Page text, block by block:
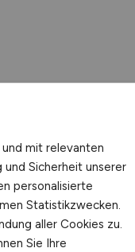
mit relevanten
Sicherheit unserer
personalisierte
Statistikzwecken.
aller Cookies zu.
Sie Ihre